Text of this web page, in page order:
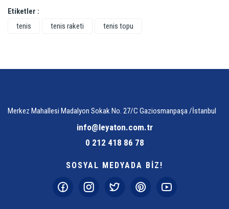
Etiketler :
tenis
tenis raketi tenis topu
Merkez Mahallesi Madalyon Sokak No. 27/C Gaziosmanpaşa /İstanbul
info@leyaton.com.tr
0 212 418 86 78
SOSYAL MEDYADA BİZ!